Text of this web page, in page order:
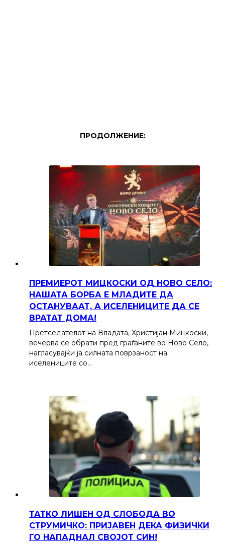
ПРОДОЛЖЕНИЕ:
ПРЕМИЕРОТ МИЦКОСКИ ОД НОВО СЕЛО:
НАШАТА БОРБА Е МЛАДИТЕ ДА
ОСТАНУВААТ, А ИСЕЛЕНИЦИТЕ ДА СЕ
ВРАТАТ ДОМА!
Претседателот на Владата, Христијан Мицкоски,
вечерва се обрати пред граѓаните во Ново Село,
нагласувајќи ја силната поврзаност на
иселениците со…
ТАТКО ЛИШЕН ОД СЛОБОДА ВО
СТРУМИЧКО: ПРИЈАВЕН ДЕКА ФИЗИЧКИ
ГО НАПАДНАЛ СВОЈОТ СИН!